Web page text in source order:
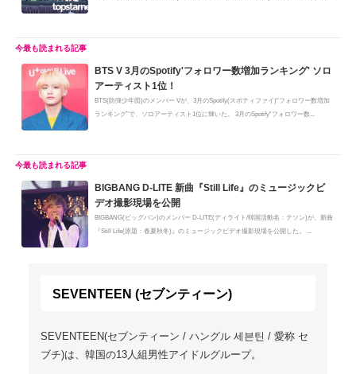
BTS V 3月のSpotify'フォロワー数増加ランキング' ソロ
アーティスト1位！
BTS(防弾少年団)のメンバー Vが、3月のSpotify(スポティファイ)“フォロワー数増加
ランキング”で、ソロアーティスト1位に輝いた。 3月のSpotify“フォロワー数...
BIGBANG D-LITE 新曲『Still Life』のミュージックビ
デオ撮影現場を公開
BIGBANG(ビッグバン)のメンバー D-LITE(ディライト/韓国活動名：テソン)が、新曲
『Still Life(原題：春夏秋冬)』のミュージックビデオ撮影現場を公開した。 ...
SEVENTEEN (セブンティーン)
SEVENTEEN(セブンティーン / ハングル 세븐틴 / 愛称 セ
ブチ)は、韓国の13人組男性アイドルグループ。